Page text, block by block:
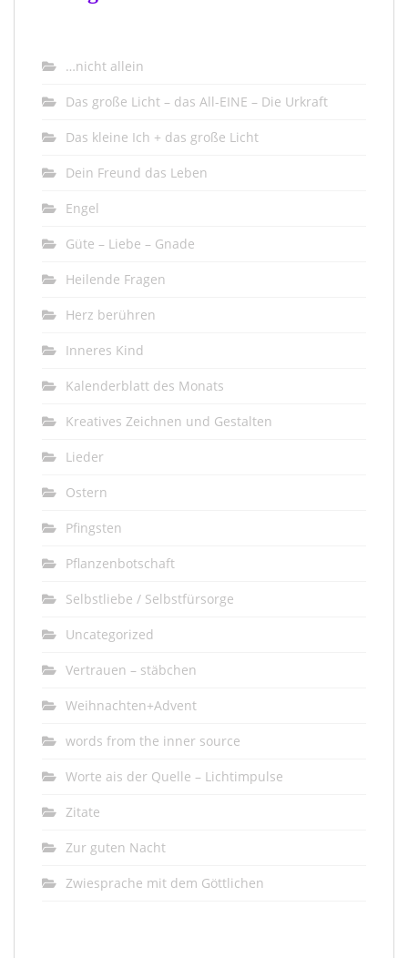
…nicht allein
Das große Licht – das All-EINE – Die Urkraft
Das kleine Ich + das große Licht
Dein Freund das Leben
Engel
Güte – Liebe – Gnade
Heilende Fragen
Herz berühren
Inneres Kind
Kalenderblatt des Monats
Kreatives Zeichnen und Gestalten
Lieder
Ostern
Pfingsten
Pflanzenbotschaft
Selbstliebe / Selbstfürsorge
Uncategorized
Vertrauen – stäbchen
Weihnachten+Advent
words from the inner source
Worte ais der Quelle – Lichtimpulse
Zitate
Zur guten Nacht
Zwiesprache mit dem Göttlichen